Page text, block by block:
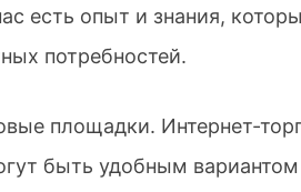
есть опыт и знания,
потребностей.
площадки. Интернет-
быть удобным